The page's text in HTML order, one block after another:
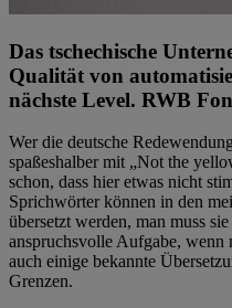
Das tschechische
Qualität von
nächste Level. RWB
Wer die deutsche
spaßeshalber mit „Not the
schon, dass hier etwas nicht
Sprichwörter können in den
übersetzt werden, man muss
anspruchsvolle Aufgabe, wenn
auch einige bekannte
Grenzen.